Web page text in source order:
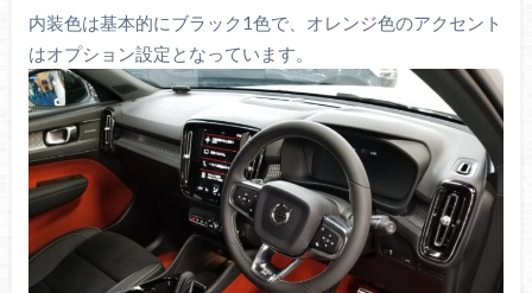
内装色は基本的にブラック1色で、オレンジ色のアクセント
はオプション設定となっています。